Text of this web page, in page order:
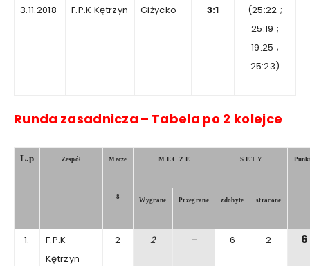
3.11.2018 F.P.K Kętrzyn Giżycko 3:1 (25:22 ;
25:19 ;
19:25 ;
25:23)
Runda zasadnicza – Tabela po 2 kolejce
L.p Zespół Mecze
8
M E C Z E S E T Y
Wygrane Przegrane zdobyte stracone
1.
F.P.K
Kętrzyn
2 2 – 6 2 6